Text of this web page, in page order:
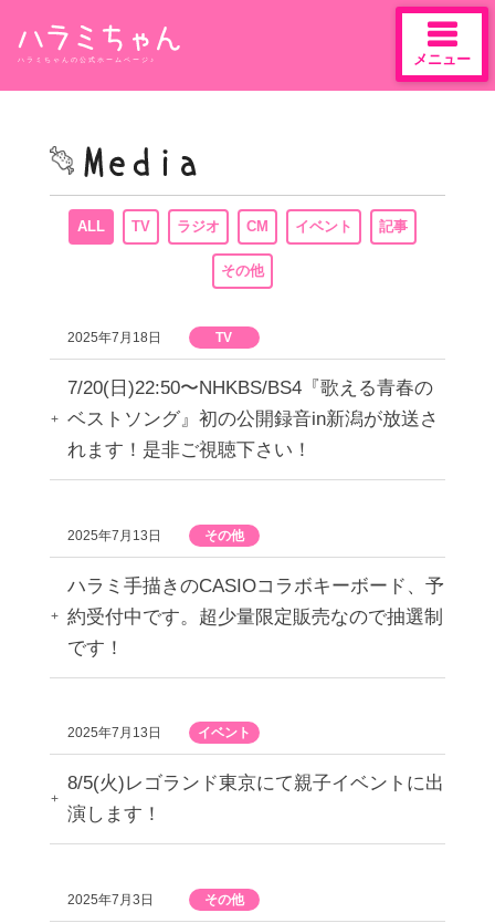
content
ハラミちゃんの公式ホームページ♪ メニュー
ALL TV ラジオ CM イベント 記事
その他
2025年7月18日 TV
7/20(日)22:50〜NHKBS/BS4『歌える青春の
ベストソング』初の公開録音in新潟が放送さ
れます！是非ご視聴下さい！
2025年7月13日 その他
ハラミ手描きのCASIOコラボキーボード、予
約受付中です。超少量限定販売なので抽選制
です！
2025年7月13日 イベント
8/5(火)レゴランド東京にて親子イベントに出
演します！
2025年7月3日 その他